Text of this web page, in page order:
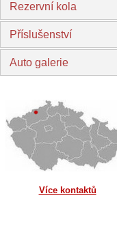
Rezervní kola
Příslušenství
Auto galerie
Více kontaktů